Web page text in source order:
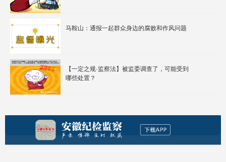
马鞍山：通报一起群众身边的腐败和作风问题
【一定之规·监察法】被监委调查了，可能受到
哪些处置？